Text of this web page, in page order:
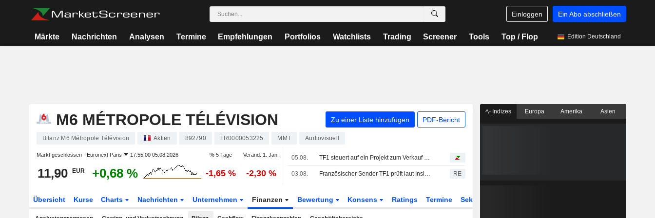
Einloggen Ein Abo abschließen
Märkte Nachrichten Analysen Termine Empfehlungen Portfolios Watchlists Trading Screener Tools Top / Flop Edition Deutschland
M6 MÉTROPOLE TÉLÉVISION Zu einer Liste hinzufügen PDF-Bericht
Bilanz M6 Métropole Télévision Aktien 892790 FR0000053225 MMT Audiovisuell
Markt geschlossen - Euronext Paris 17:55:00 05.08.2026 % 5 Tage Veränd. 1. Jan.
11,90 EUR +0,68 % -1,65 % -2,30 %
05.08. TF1 steuert auf ein Projekt zum Verkauf von Studio TF1 zu
03.08. Französischer Sender TF1 prüft laut Insidern Verkauf der Produktionssparte Studio TF1 RE
Übersicht Kurse Charts Nachrichten Unternehmen Finanzen Bewertung Konsens Ratings Termine Sektor
Indizes Europa Amerika Asien